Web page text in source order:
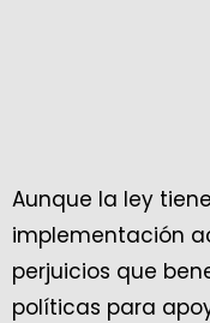
Aunque la ley
implementación
perjuicios que
políticas para